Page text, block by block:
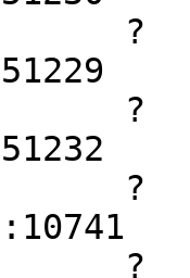
?
?
?
?